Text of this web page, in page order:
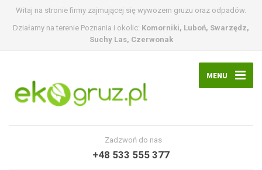
Witaj na stronie firmy zajmującej się wywozem gruzu oraz odpadów.
Działamy na terenie Poznania i okolic: Komorniki, Luboń, Swarzędz,
Suchy Las, Czerwonak
MENU
Zadzwoń do nas
+48 533 555 377